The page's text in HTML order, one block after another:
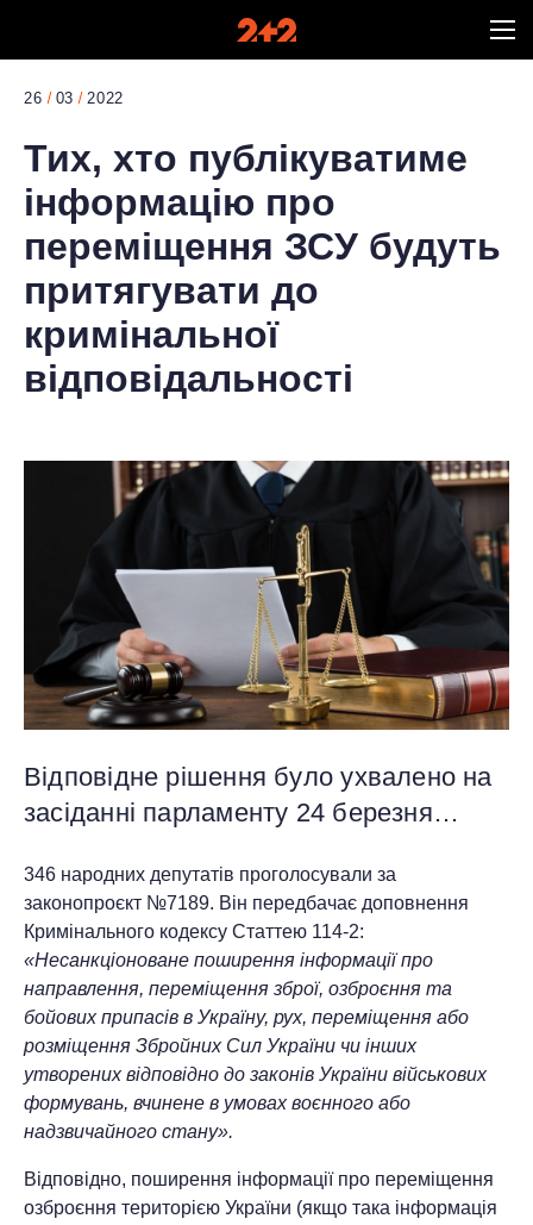
26 03 2022
Тих, хто публікуватиме
інформацію про
переміщення ЗСУ будуть
притягувати до
кримінальної
відповідальності
Відповідне рішення було ухвалено на
засіданні парламенту 24 березня…
346 народних депутатів проголосували за
законопроєкт №7189. Він передбачає доповнення
Кримінального кодексу Статтею 114-2:
«Несанкціоноване поширення інформації про
направлення, переміщення зброї, озброєння та
бойових припасів в Україну, рух, переміщення або
розміщення Збройних Сил України чи інших
утворених відповідно до законів України військових
формувань, вчинене в умовах воєнного або
надзвичайного стану».
Відповідно, поширення інформації про переміщення
озброєння територією України (якщо така інформація